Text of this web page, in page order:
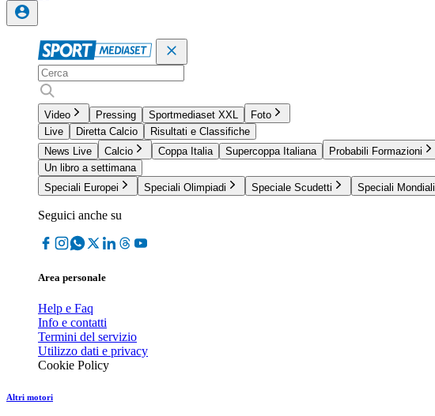
Video Pressing Sportmediaset XXL
Foto
Live
Diretta Calcio
Risultati e Classifiche
News Live
Calcio Coppa Italia Supercoppa Italiana Probabili Formazioni
Un libro a settimana
Speciali Europei
Speciali Olimpiadi Speciale Scudetti Speciali Mondiali
Seguici anche su
Area personale
Help e Faq
Info e contatti
Termini del servizio
Utilizzo dati e privacy
Cookie Policy
Altri motori